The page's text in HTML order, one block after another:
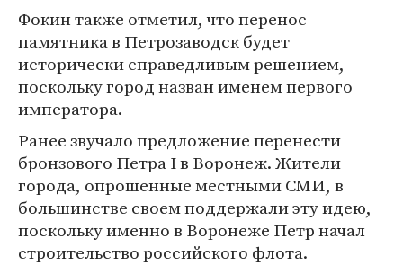
Фокин также отметил, что перенос
памятника в Петрозаводск будет
исторически справедливым решением,
поскольку город назван именем первого
императора.
Ранее звучало предложение перенести
бронзового Петра I в Воронеж. Жители
города, опрошенные местными СМИ, в
большинстве своем поддержали эту идею,
поскольку именно в Воронеже Петр начал
строительство российского флота.